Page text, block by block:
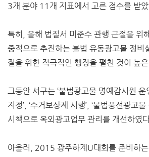
3개 분야 11개 지표에서 고른 점수를 받
특히, 올해 법질서 미준수 관행 근절을 위
중적으로 추진하는 불법 유동광고물 정비
절을 위한 적극적인 행정을 펼친 것이 높
그동안 서구는 ‘불법광고물 명예감시원
지정’, ‘수거보상제 시행’, ‘불법풍선광고
시책으로 옥외광고업무 관리를 개선하였
아울러, 2015 광주하계U대회를 준비하